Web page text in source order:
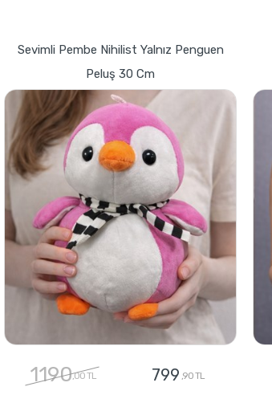
Sevimli Pembe Nihilist Yalnız Penguen
Peluş 30 Cm
1190,00 TL 799 ,90 TL